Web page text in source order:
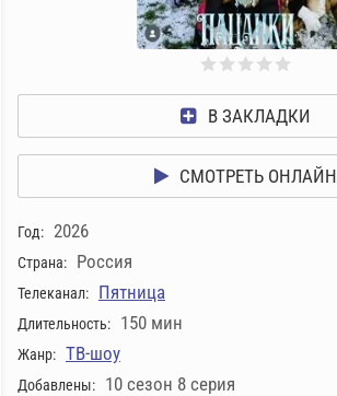
В ЗАКЛАДКИ
СМОТРЕТЬ ОНЛАЙН
Год: 2026
Страна: Россия
Телеканал: Пятница
Длительность: 150 мин
Жанр: ТВ-шоу
Добавлены: 10 сезон 8 серия